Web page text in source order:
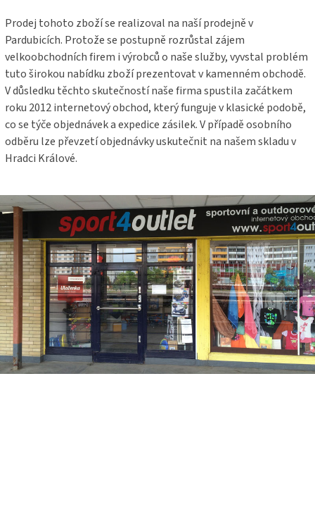
Prodej tohoto zboží se realizoval na naší prodejně v
Pardubicích. Protože se postupně rozrůstal zájem
velkoobchodních firem i výrobců o naše služby, vyvstal problém
tuto širokou nabídku zboží prezentovat v kamenném obchodě.
V důsledku těchto skutečností naše firma spustila začátkem
roku 2012 internetový obchod, který funguje v klasické podobě,
co se týče objednávek a expedice zásilek. V případě osobního
odběru lze převzetí objednávky uskutečnit na našem skladu v
Hradci Králové.